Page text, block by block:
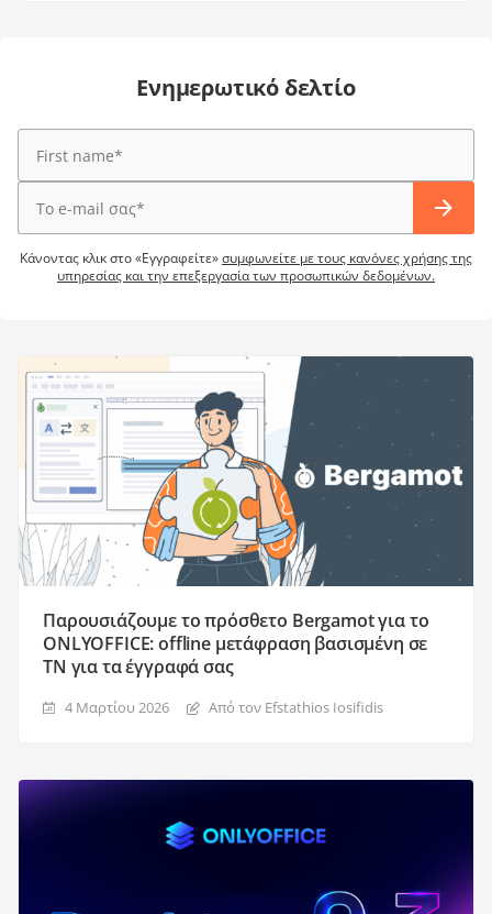
Ενημερωτικό δελτίο
Κάνοντας κλικ στο «Εγγραφείτε»συμφωνείτε με τους κανόνες χρήσης της
υπηρεσίας και την επεξεργασία των προσωπικών δεδομένων.
Παρουσιάζουμε το πρόσθετο Bergamot για το
ONLYOFFICE: offline μετάφραση βασισμένη σε
ΤΝ για τα έγγραφά σας
4 Μαρτίου 2026 Από τον Efstathios Iosifidis